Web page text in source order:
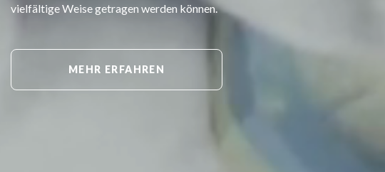
vielfältige Weise getragen werden können.
MEHR ERFAHREN